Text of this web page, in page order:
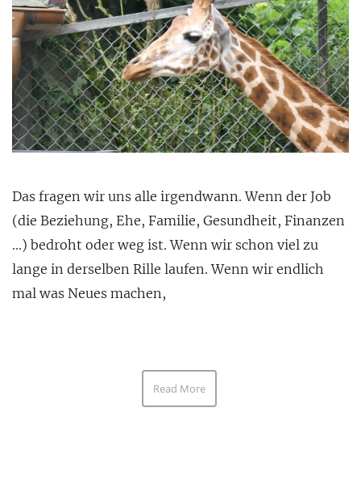
Das fragen wir uns alle irgendwann. Wenn der Job
(die Beziehung, Ehe, Familie, Gesundheit, Finanzen
…) bedroht oder weg ist. Wenn wir schon viel zu
lange in derselben Rille laufen. Wenn wir endlich
mal was Neues machen,
Read More